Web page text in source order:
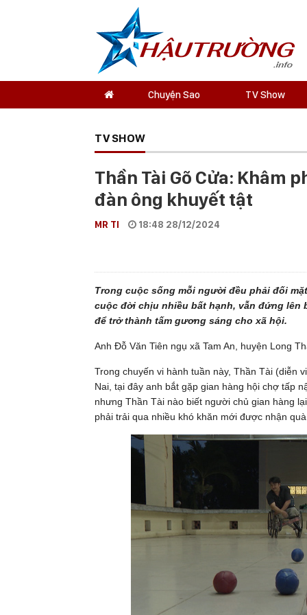
Chuyện Sao TV Show
TV SHOW
Thần Tài Gõ Cửa: Khâm
đàn ông khuyết tật
MR TI 18:48 28/12/2024
Trong cuộc sống mỗi người đều phải đối
cuộc đời chịu nhiều bất hạnh, vẫn đứng
để trở thành tấm gương sáng cho xã hội.
Anh Đỗ Văn Tiên ngụ xã Tam An, huyện Long
Trong chuyến vi hành tuần này, Thần Tài (diễn
Nai, tại đây anh bắt gặp gian hàng hội chợ tấp
nhưng Thần Tài nào biết người chủ gian hàng
phải trải qua nhiều khó khăn mới được nhận